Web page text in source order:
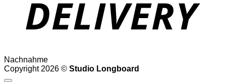
Nachnahme
Copyright 2026 © Studio Longboard